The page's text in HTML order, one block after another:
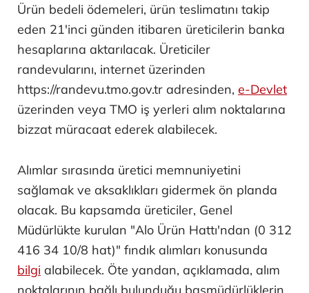
Ürün bedeli ödemeleri, ürün teslimatını takip
eden 21'inci günden itibaren üreticilerin banka
hesaplarına aktarılacak. Üreticiler
randevularını, internet üzerinden
https://randevu.tmo.gov.tr adresinden, e-Devlet
üzerinden veya TMO iş yerleri alım noktalarına
bizzat müracaat ederek alabilecek.
Alımlar sırasında üretici memnuniyetini
sağlamak ve aksaklıkları gidermek ön planda
olacak. Bu kapsamda üreticiler, Genel
Müdürlükte kurulan "Alo Ürün Hattı'ndan (0 312
416 34 10/8 hat)" fındık alımları konusunda
bilgi alabilecek. Öte yandan, açıklamada, alım
noktalarının bağlı bulunduğu başmüdürlüklerin